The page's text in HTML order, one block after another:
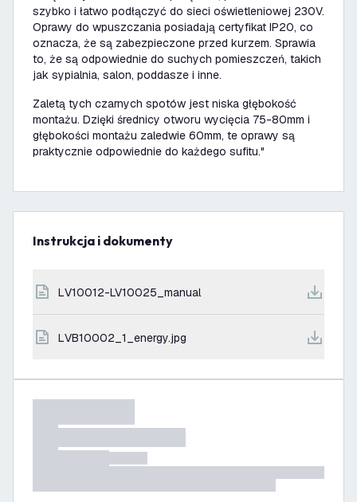
szybko i łatwo podłączyć do sieci oświetleniowej 230V.
Oprawy do wpuszczania posiadają certyfikat IP20, co
oznacza, że są zabezpieczone przed kurzem. Sprawia
to, że są odpowiednie do suchych pomieszczeń, takich
jak sypialnia, salon, poddasze i inne.
Zaletą tych czarnych spotów jest niska głębokość
montażu. Dzięki średnicy otworu wycięcia 75-80mm i
głębokości montażu zaledwie 60mm, te oprawy są
praktycznie odpowiednie do każdego sufitu."
Instrukcja i dokumenty
LV10012-LV10025_manual
LVB10002_1_energy.jpg